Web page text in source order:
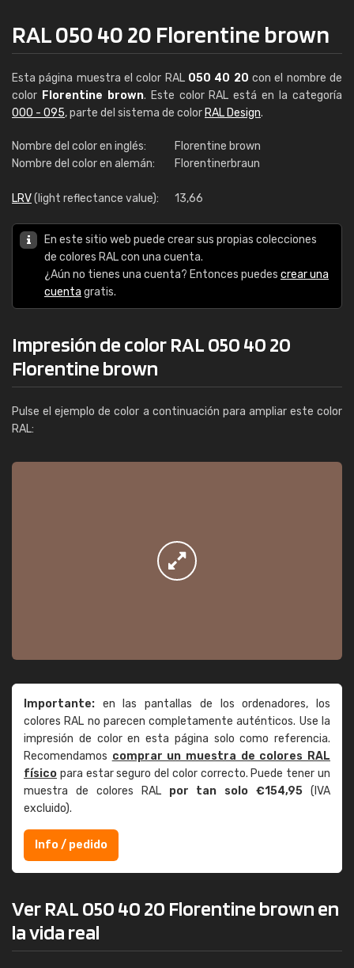
RAL 050 40 20 Florentine brown
Esta página muestra el color RAL 050 40 20 con el nombre de
color Florentine brown. Este color RAL está en la categoría
000 - 095, parte del sistema de color RAL Design.
Nombre del color en inglés:
Florentine brown
Nombre del color en alemán:
Florentinerbraun
LRV(light reflectance value): 13,66
En este sitio web puede crear sus propias colecciones
de colores RAL con una cuenta.
¿Aún no tienes una cuenta? Entonces puedes crear una
cuenta gratis.
Impresión de color RAL 050 40 20
Florentine brown
Pulse el ejemplo de color a continuación para ampliar este color
RAL:
Importante: en las pantallas de los ordenadores, los
colores RAL no parecen completamente auténticos. Use la
impresión de color en esta página solo como referencia.
Recomendamos comprar un muestra de colores RAL
físico para estar seguro del color correcto. Puede tener un
muestra de colores RAL por tan solo €154,95 (IVA
excluido).
Info / pedido
Ver RAL 050 40 20 Florentine brown en
la vida real